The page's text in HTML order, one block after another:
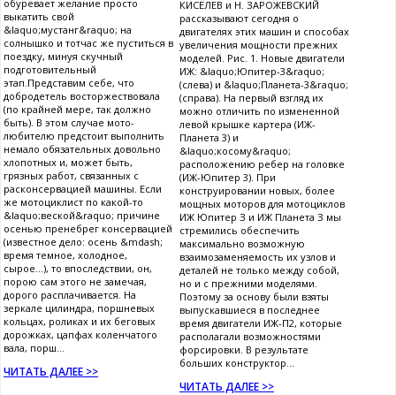
обуревает желание просто
выкатить свой
&laquo;мустанг&raquo; на
солнышко и тотчас же пуститься в
поездку, минуя скучный
подготовительный
этап.Представим себе, что
добродетель восторжествовала
(по крайней мере, так должно
быть). В этом случае мото-
любителю предстоит выполнить
немало обязательных довольно
хлопотных и, может быть,
грязных работ, связанных с
расконсервацией машины. Если
же мотоциклист по какой-то
&laquo;веской&raquo; причине
осенью пренебрег консервацией
(известное дело: осень &mdash;
время темное, холодное,
сырое...), то впоследствии, он,
порою сам этого не замечая,
дорого расплачивается. На
зеркале цилиндра, поршневых
кольцах, роликах и их беговых
дорожках, цапфах коленчатого
вала, порш...
ЧИТАТЬ ДАЛЕЕ >>
КИСЕЛЕВ и Н. ЗАРОЖЕВСКИЙ
рассказывают сегодня о
двигателях этих машин и способах
увеличения мощности прежних
моделей. Рис. 1. Новые двигатели
ИЖ: &laquo;Юпитер-3&raquo;
(слева) и &laquo;Планета-3&raquo;
(справа). На первый взгляд их
можно отличить по измененной
левой крышке картера (ИЖ-
Планета 3) и
&laquo;косому&raquo;
расположению ребер на головке
(ИЖ-Юпитер 3). При
конструировании новых, более
мощных моторов для мотоциклов
ИЖ Юпитер З и ИЖ Планета З мы
стремились обеспечить
максимально возможную
взаимозаменяемость их узлов и
деталей не только между собой,
но и с прежними моделями.
Поэтому за основу были взяты
выпускавшиеся в последнее
время двигатели ИЖ-П2, которые
располагали возможностями
форсировки. В результате
больших конструктор...
ЧИТАТЬ ДАЛЕЕ >>